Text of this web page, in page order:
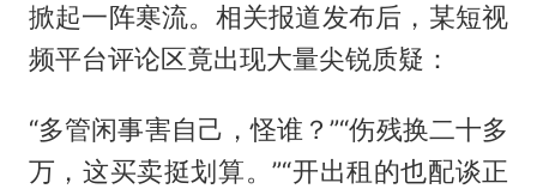
掀起一阵寒流。相关报道发布后，某短视
频平台评论区竟出现大量尖锐质疑：
“多管闲事害自己，怪谁？”“伤残换二十多
万，这买卖挺划算。”“开出租的也配谈正